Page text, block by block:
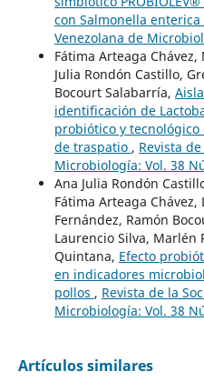
con Salmonella enterica
Venezolana de
Fátima Arteaga
Julia Rondón Castillo,
Bocourt Salabarría,
identificación de
probiótico y
de traspatio , Revista
Microbiología: Vol. 38
Ana Julia Rondón
Fátima Arteaga
Fernández, Ramón
Laurencio Silva, Marlén
Quintana, Efecto
en indicadores
pollos , Revista de la
Microbiología: Vol. 38
Artículos similares